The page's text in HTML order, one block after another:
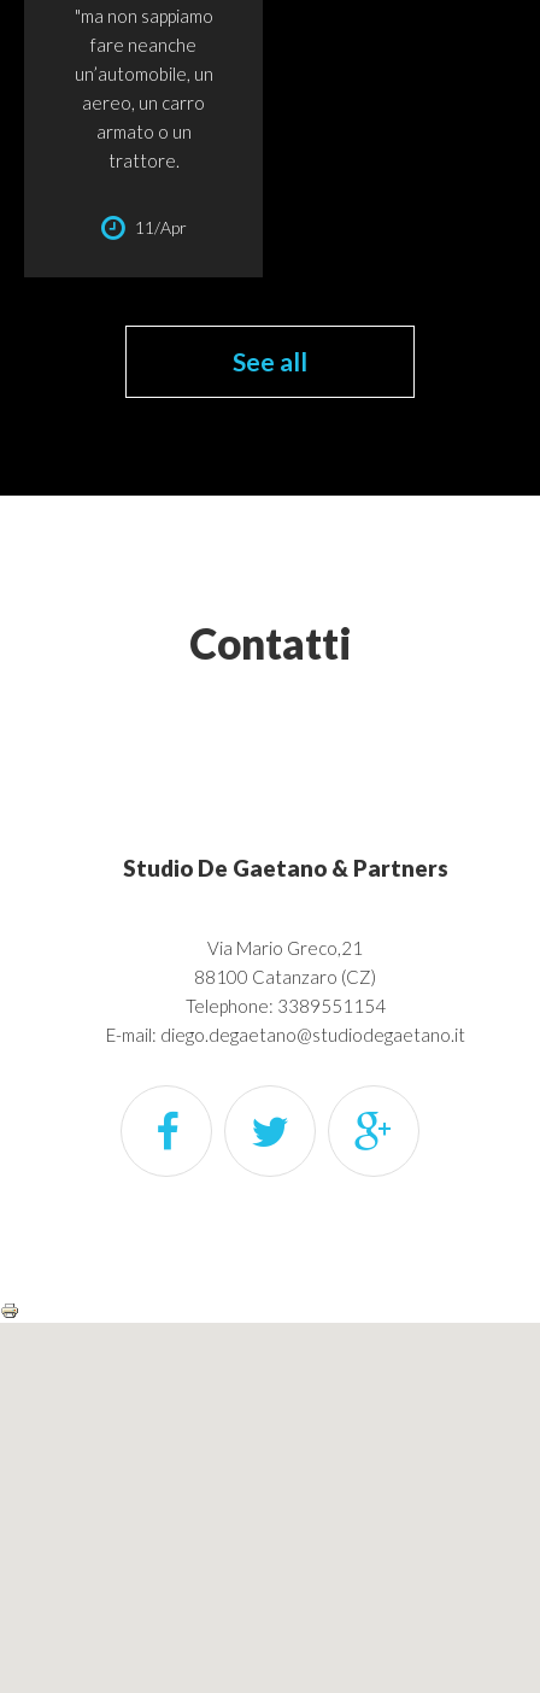
"ma non sappiamo
fare neanche
un’automobile, un
aereo, un carro
armato o un
trattore.
11/Apr
See all
Contatti
Studio De Gaetano & Partners
Via Mario Greco,21
88100 Catanzaro (CZ)
Telephone: 3389551154
E-mail: diego.degaetano@studiodegaetano.it